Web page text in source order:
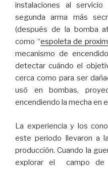
instalaciones al
segunda arma más
(después de la bomba
como “espoleta de
mecanismo de
detectar cuándo el
cerca como para ser
usó en bombas,
encendiendo la mecha en
La experiencia y los
este periodo llevaron a
producción. Cuando la
explorar el campo de